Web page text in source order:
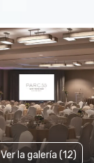
Ver la galería (12)